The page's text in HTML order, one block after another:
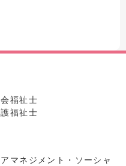
福祉士
福祉士
マネジメント・ソーシャ